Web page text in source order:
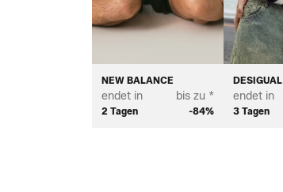
NEW BALANCE
endet in
2 Tagen
bis zu *
-84%
DESIGUAL
endet in
3 Tagen